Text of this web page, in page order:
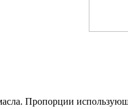
Пропорции